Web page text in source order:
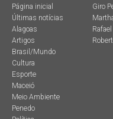
Página inicial
Últimas notícias
Alagoas
Artigos
Brasil/Mundo
Cultura
Esporte
Maceió
Meio Ambiente
Penedo
Giro